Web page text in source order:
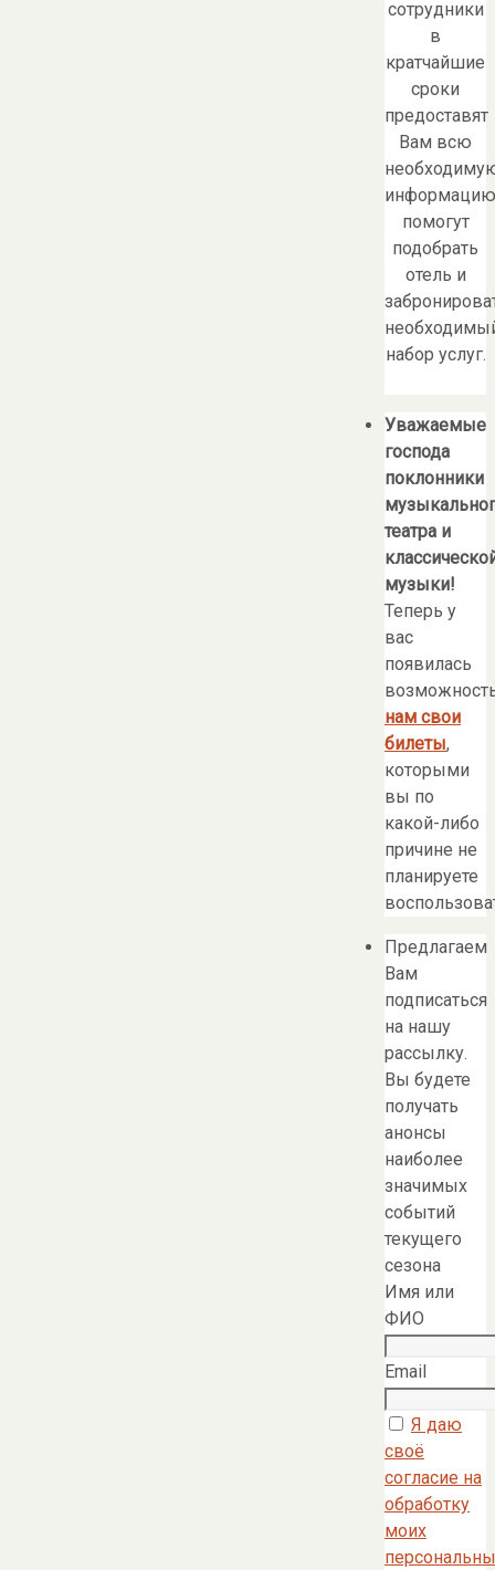
сотрудники
в
кратчайшие
сроки
предоставят
Вам всю
помогут
подобрать
отель и
набор услуг.
Уважаемые
господа
поклонники
театра и
музыки!
Теперь у
вас
появилась
нам свои
билеты,
которыми
вы по
какой-либо
причине не
планируете
Предлагаем
Вам
подписаться
на нашу
рассылку.
Вы будете
получать
анонсы
наиболее
значимых
событий
текущего
сезона
Имя или
ФИО
Email
Я даю
своё
согласие на
обработку
моих